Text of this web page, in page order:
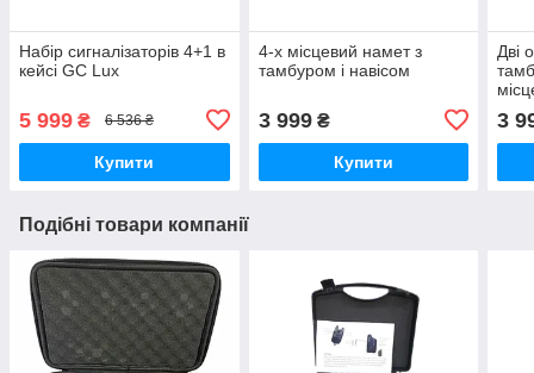
Набір сигналізаторів 4+1 в
кейсі GC Lux
5 999 ₴ 6 536 ₴
Купити
4-х місцевий намет з
тамбуром і навісом
3 999₴
Купити
Дві
3
Подібні товари компанії